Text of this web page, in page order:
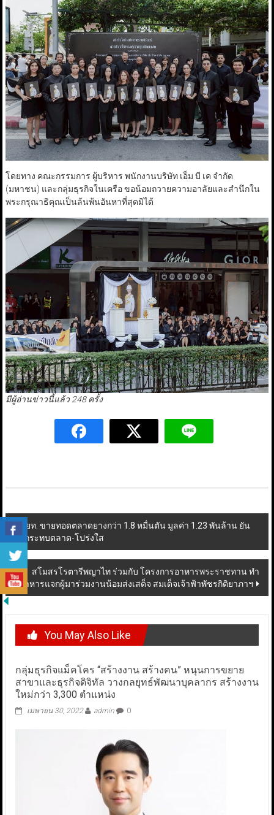
โดยทาง คณะกรรมการ ผู้บริหาร พนักงานบริษัท เอ็ม บี เค จำกัด
(มหาชน) และกลุ่มธุรกิจในเครือ ขอน้อมถวายความอาลัยและสำนึกใน
พระกรุณาธิคุณเป็นล้นพ้นอันหาที่สุดมิได้
มีผู้อ่านข่าวนี้แล้ว 248 ครั้ง
Post
navigation
กยท. ขายทอดตลาดยางกว่า 1.8 หมื่นตัน มูลค่า 1.23 พันล้าน ยัน
ไม่กระทบตลาด-โปร่งใส
สโมสรโรตารีพญาไท ร่วมกับ โครงการอาหารพระราชทาน ทำ
อาหารแจกผู้มาร่วมงานน้อมส่งเสด็จ สมเด็จเจ้าฟ้าพัชรกิติยาภาฯ
You May Also Like
กลุ่มธุรกิจแม็คโคร “สร้างงาน สร้างคน” หนุนการขยาย
สาขาและธุรกิจดิจิทัล วางกลยุทธ์พัฒนาบุคลากร สร้างงาน
ใหม่กว่า 3,300 ตำแหน่ง
เมษายน 30, 2022 admin 0